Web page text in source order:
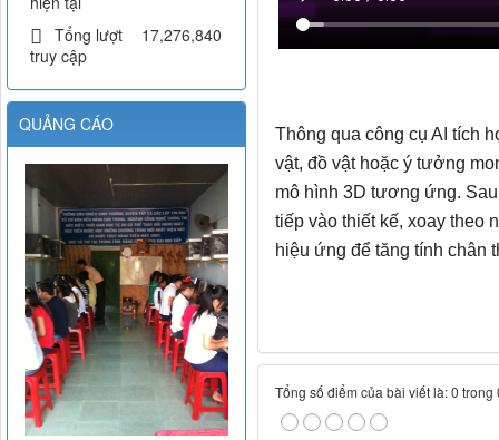
Thông qua công cụ AI tích
vật, đồ vật hoặc ý tưởng
mô hình 3D tương ứng.
tiếp vào thiết kế, xoay theo
hiệu ứng để tăng tính chân
Tổng số điểm của bài viết là: 0 trong
Tổng lượt
truy cập
17,276,840
QUẢNG CÁO